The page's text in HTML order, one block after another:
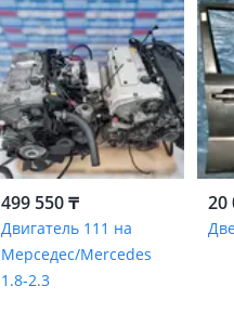
499 550 ₸
Двигатель 111 на
Мерседес/Mercedes
1.8-2.3
20